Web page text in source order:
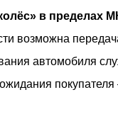
в пределах
возможна
автомобиля
покупателя